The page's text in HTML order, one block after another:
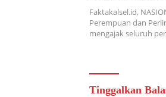
Faktakalsel.id,
Perempuan dan
mengajak seluruh
Tinggalkan